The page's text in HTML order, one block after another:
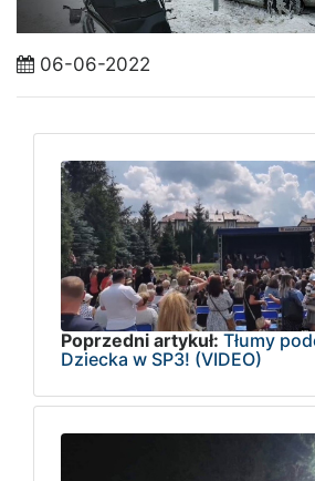
06-06-2022
Poprzedni artykuł: Tłumy
Dziecka w SP3! (VIDEO)